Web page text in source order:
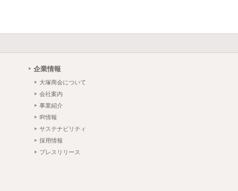
企業情報
大塚商会について
会社案内
事業紹介
IR情報
サステナビリティ
採用情報
プレスリリース